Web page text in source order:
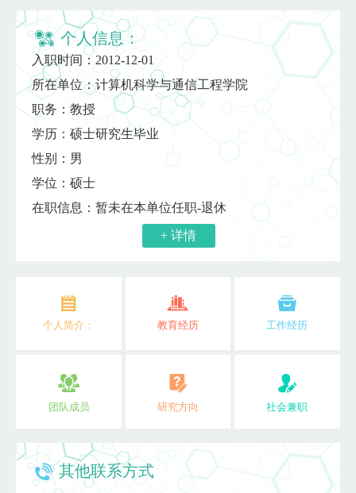
个人信息：
入职时间：2012-12-01
所在单位：计算机科学与通信工程学院
职务：教授
学历：硕士研究生毕业
性别：男
学位：硕士
在职信息：暂未在本单位任职-退休
+ 详情
个人简介： 教育经历 工作经历
团队成员 研究方向 社会兼职
其他联系方式